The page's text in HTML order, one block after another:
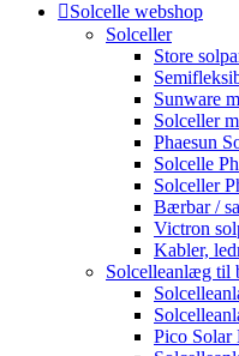
Solcelle webshop
Solceller
Store
Sunware
Solceller
Phaesun
Solcelle
Solceller
Bærbar /
Victron
Kabler,
Solcelleanlæg til
Pico Solar